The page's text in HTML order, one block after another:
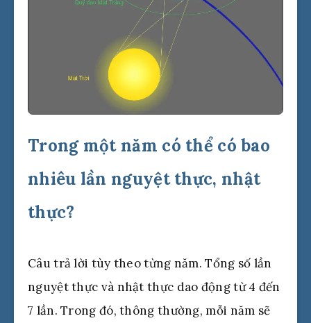
Trong một năm có thể có bao
nhiêu lần nguyệt thực, nhật
thực?
Câu trả lời tùy theo từng năm. Tổng số lần
nguyệt thực và nhật thực dao động từ 4 đến
7 lần. Trong đó, thông thường, mỗi năm sẽ